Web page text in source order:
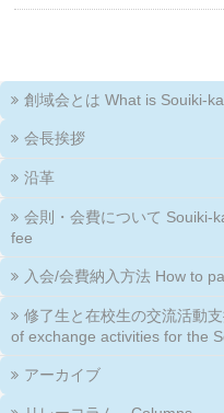
創域会とは What is Souiki-
会長挨拶
沿革
会則・会費について Souiki-
fee
入会/会費納入方法 How to
修了生と在校生の交流活動
of exchange activities for the
アーカイブ